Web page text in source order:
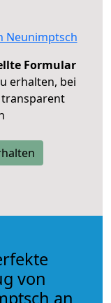
Neunimptsch
Formular
erhalten, bei
transparent
von
an